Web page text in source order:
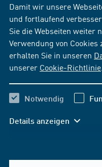
Damit wir unsere
und fortlaufend
Sie die Webseiten weiter
Verwendung von
erhalten Sie in unseren
unserer Cookie-Richtlinie
Notwendig
Details anzeigen